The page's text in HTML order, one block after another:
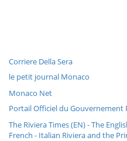
Corriere Della Sera
le petit journal Monaco
Monaco Net
Portail Officiel du Gouvernement
The Riviera Times (EN) - The
French - Italian Riviera and the